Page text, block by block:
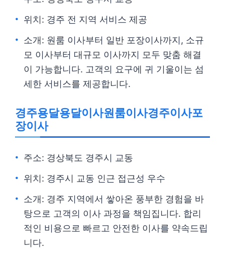
위치: 경주 전 지역 서비스 제공
소개: 원룸 이사부터 일반 포장이사까지, 소규
모 이사부터 대규모 이사까지 모두 맞춤 해결
이 가능합니다. 고객의 요구에 귀 기울이는 섬
세한 서비스를 제공합니다.
경주용달용달이사원룸이사경주이사포
장이사
주소: 경상북도 경주시 교동
위치: 경주시 교동 인근 접근성 우수
소개: 경주 지역에서 쌓아온 풍부한 경험을 바
탕으로 고객의 이사 과정을 책임집니다. 합리
적인 비용으로 빠르고 안전한 이사를 약속드립
니다.